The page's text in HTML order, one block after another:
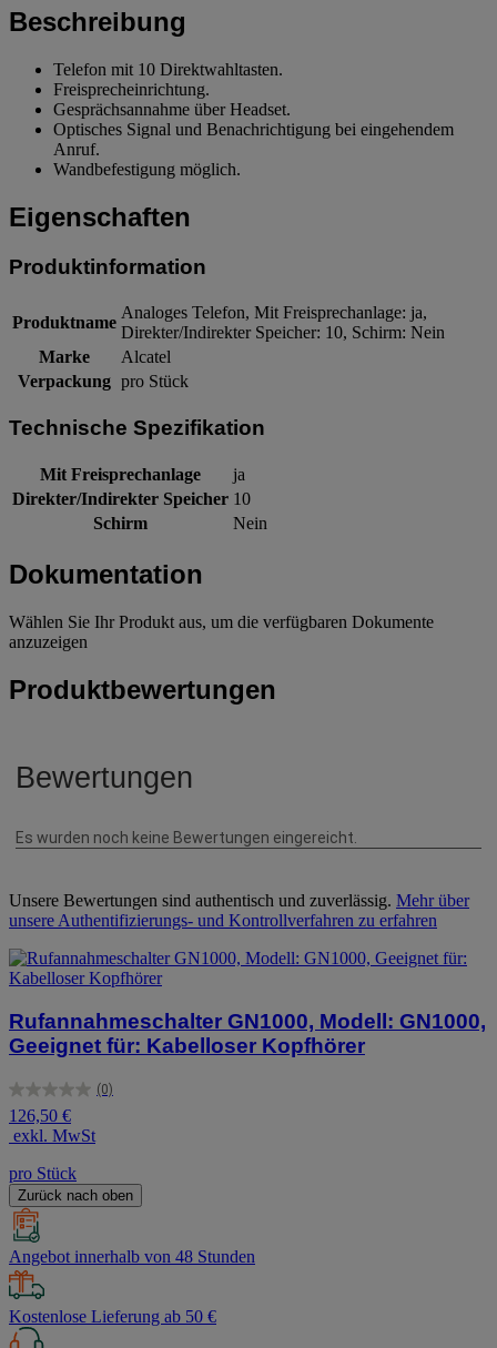
Beschreibung
Telefon mit 10 Direktwahltasten.
Freisprecheinrichtung.
Gesprächsannahme über Headset.
Optisches Signal und Benachrichtigung bei eingehendem
Anruf.
Wandbefestigung möglich.
Eigenschaften
Produktinformation
Produktname
Analoges Telefon, Mit Freisprechanlage: ja,
Direkter/Indirekter Speicher: 10, Schirm: Nein
Marke
Alcatel
Verpackung pro Stück
Technische Spezifikation
Mit Freisprechanlage
ja
Direkter/Indirekter Speicher 10
Schirm
Nein
Dokumentation
Wählen Sie Ihr Produkt aus, um die verfügbaren Dokumente
anzuzeigen
Produktbewertungen
Unsere Bewertungen sind authentisch und zuverlässig. Mehr über
unsere Authentifizierungs- und Kontrollverfahren zu erfahren
Rufannahmeschalter GN1000, Modell: GN1000,
Geeignet für: Kabelloser Kopfhörer
(0)
0.0
von
5
126,50 €
exkl. MwSt
pro Stück
Zurück nach oben
Angebot innerhalb von 48 Stunden
Kostenlose Lieferung ab 50 €